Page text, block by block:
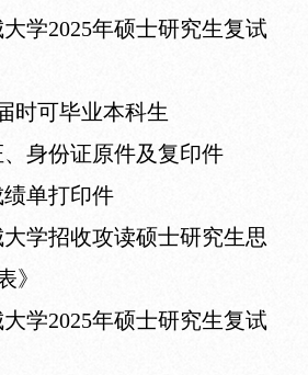
大学2025年硕士研究生复试
时可毕业本科生
、身份证原件及复印件
绩单打印件
大学招收攻读硕士研究生思
》
大学2025年硕士研究生复试